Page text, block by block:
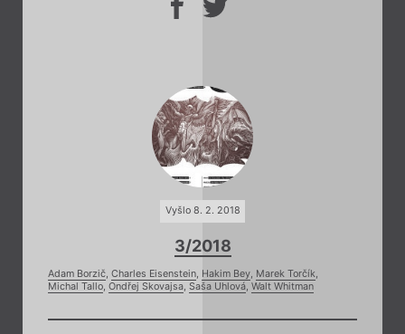
Vyšlo 8. 2. 2018
3/2018
Adam Borzič, Charles Eisenstein, Hakim Bey, Marek Torčík,
Michal Tallo, Ondřej Skovajsa, Saša Uhlová, Walt Whitman